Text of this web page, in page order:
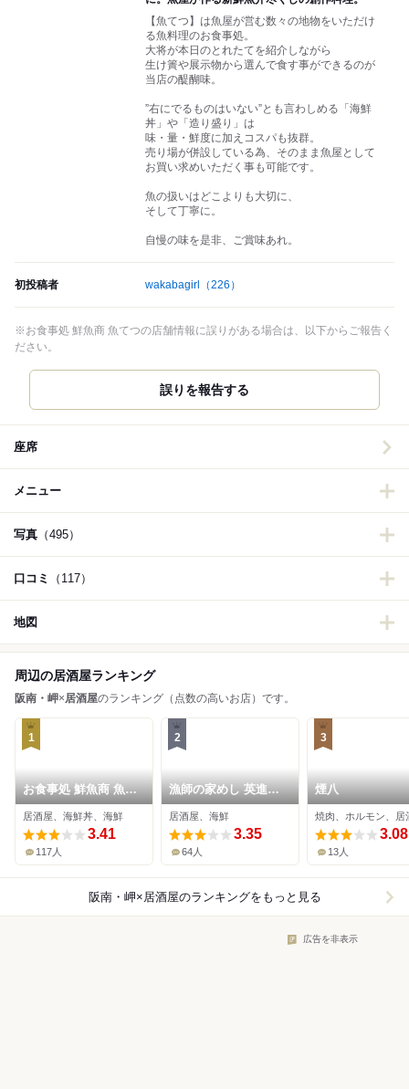
【魚てつ】は魚屋が営む数々の地物をいただけ
る魚料理のお食事処。
大将が本日のとれたてを紹介しながら
生け簀や展示物から選んで食す事ができるのが
当店の醍醐味。
”右にでるものはいない”とも言わしめる「海鮮
丼」や「造り盛り」は
味・量・鮮度に加えコスパも抜群。
売り場が併設している為、そのまま魚屋として
お買い求めいただく事も可能です。
魚の扱いはどこよりも大切に、
そして丁寧に。
自慢の味を是非、ご賞味あれ。
初投稿者 wakabagirl （226）
※お食事処 鮮魚商 魚てつの店舗情報に誤りがある場合は、以下からご報告く
ださい。
誤りを報告する
座席
メニュー
写真 （495）
口コミ （117）
地図
周辺の居酒屋ランキング
阪南・岬×居酒屋のランキング（点数の高いお店）です。
1
お食事処 鮮魚商 魚て
つ
居酒屋、海鮮丼、海鮮
3.41
117人
2
漁師の家めし 英進丸
名倉
居酒屋、海鮮
3.35
64人
3
煙八
焼肉、ホルモン、居
3.08
13人
阪南・岬×居酒屋のランキングをもっと見る
広告を非表示